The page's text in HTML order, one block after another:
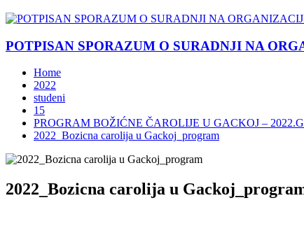
POTPISAN SPORAZUM O SURADNJI NA
Home
2022
studeni
15
PROGRAM BOŽIĆNE ČAROLIJE U GACKOJ –
2022_Bozicna carolija u Gackoj_program
2022_Bozicna carolija u